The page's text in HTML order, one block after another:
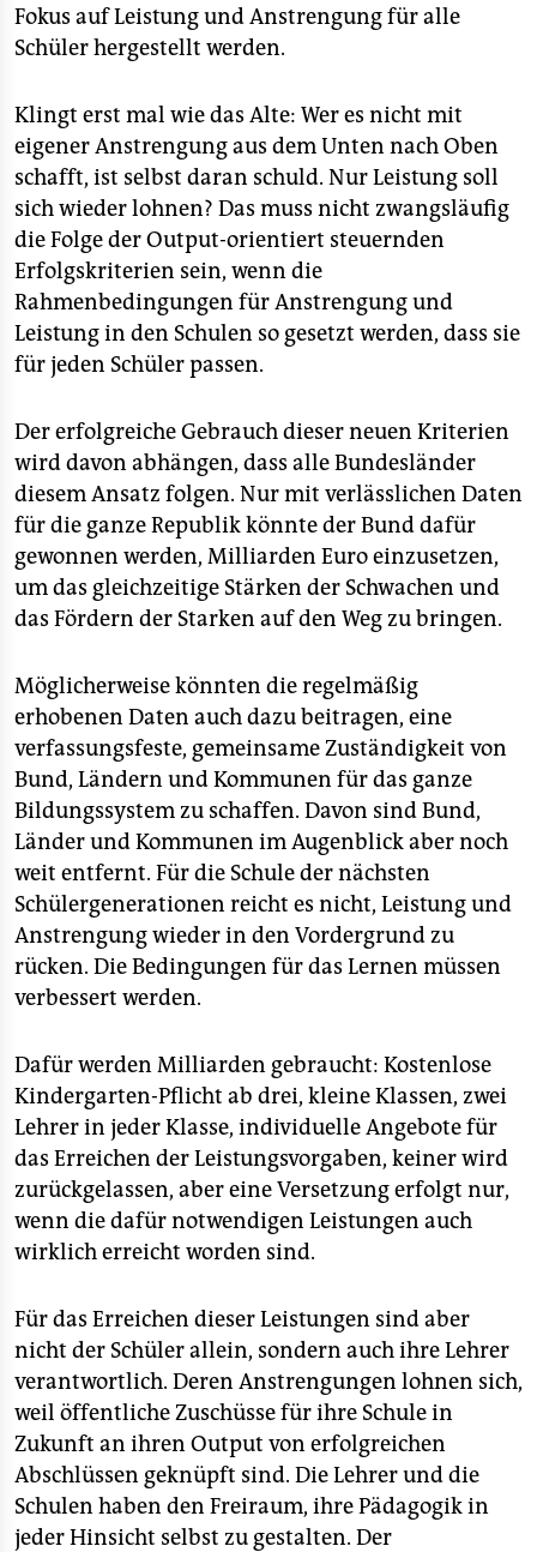
Fokus auf Leistung und Anstrengung für alle
Schüler hergestellt werden.
Klingt erst mal wie das Alte: Wer es nicht mit
eigener Anstrengung aus dem Unten nach Oben
schafft, ist selbst daran schuld. Nur Leistung soll
sich wieder lohnen? Das muss nicht zwangsläufig
die Folge der Output-orientiert steuernden
Erfolgskriterien sein, wenn die
Rahmenbedingungen für Anstrengung und
Leistung in den Schulen so gesetzt werden, dass sie
für jeden Schüler passen.
Der erfolgreiche Gebrauch dieser neuen Kriterien
wird davon abhängen, dass alle Bundesländer
diesem Ansatz folgen. Nur mit verlässlichen Daten
für die ganze Republik könnte der Bund dafür
gewonnen werden, Milliarden Euro einzusetzen,
um das gleichzeitige Stärken der Schwachen und
das Fördern der Starken auf den Weg zu bringen.
Möglicherweise könnten die regelmäßig
erhobenen Daten auch dazu beitragen, eine
verfassungsfeste, gemeinsame Zuständigkeit von
Bund, Ländern und Kommunen für das ganze
Bildungssystem zu schaffen. Davon sind Bund,
Länder und Kommunen im Augenblick aber noch
weit entfernt. Für die Schule der nächsten
Schülergenerationen reicht es nicht, Leistung und
Anstrengung wieder in den Vordergrund zu
rücken. Die Bedingungen für das Lernen müssen
verbessert werden.
Dafür werden Milliarden gebraucht: Kostenlose
Kindergarten-Pflicht ab drei, kleine Klassen, zwei
Lehrer in jeder Klasse, individuelle Angebote für
das Erreichen der Leistungsvorgaben, keiner wird
zurückgelassen, aber eine Versetzung erfolgt nur,
wenn die dafür notwendigen Leistungen auch
wirklich erreicht worden sind.
Für das Erreichen dieser Leistungen sind aber
nicht der Schüler allein, sondern auch ihre Lehrer
verantwortlich. Deren Anstrengungen lohnen sich,
weil öffentliche Zuschüsse für ihre Schule in
Zukunft an ihren Output von erfolgreichen
Abschlüssen geknüpft sind. Die Lehrer und die
Schulen haben den Freiraum, ihre Pädagogik in
jeder Hinsicht selbst zu gestalten. Der